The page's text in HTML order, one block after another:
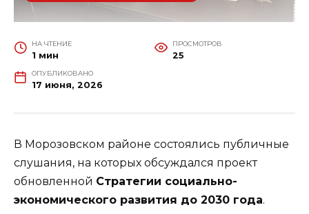
НА ЧТЕНИЕ
1 мин
ПРОСМОТРОВ
25
ОПУБЛИКОВАНО
17 июня, 2026
В Морозовском районе состоялись публичные
слушания, на которых обсуждался проект
обновленной Стратегии социально-
экономического развития до 2030 года.